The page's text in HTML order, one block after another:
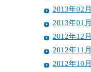
2013年02月
2013年01月
2012年12月
2012年11月
2012年10月